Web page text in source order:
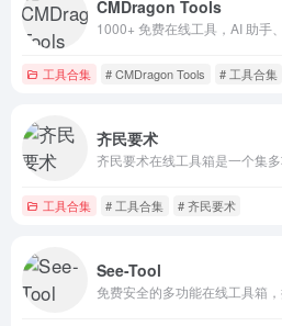
CMDragon Tools
工具合集 # CMDragon Tools # 工具合集
齐民要术
工具合集 # 工具合集 # 齐民要术
See-Tool